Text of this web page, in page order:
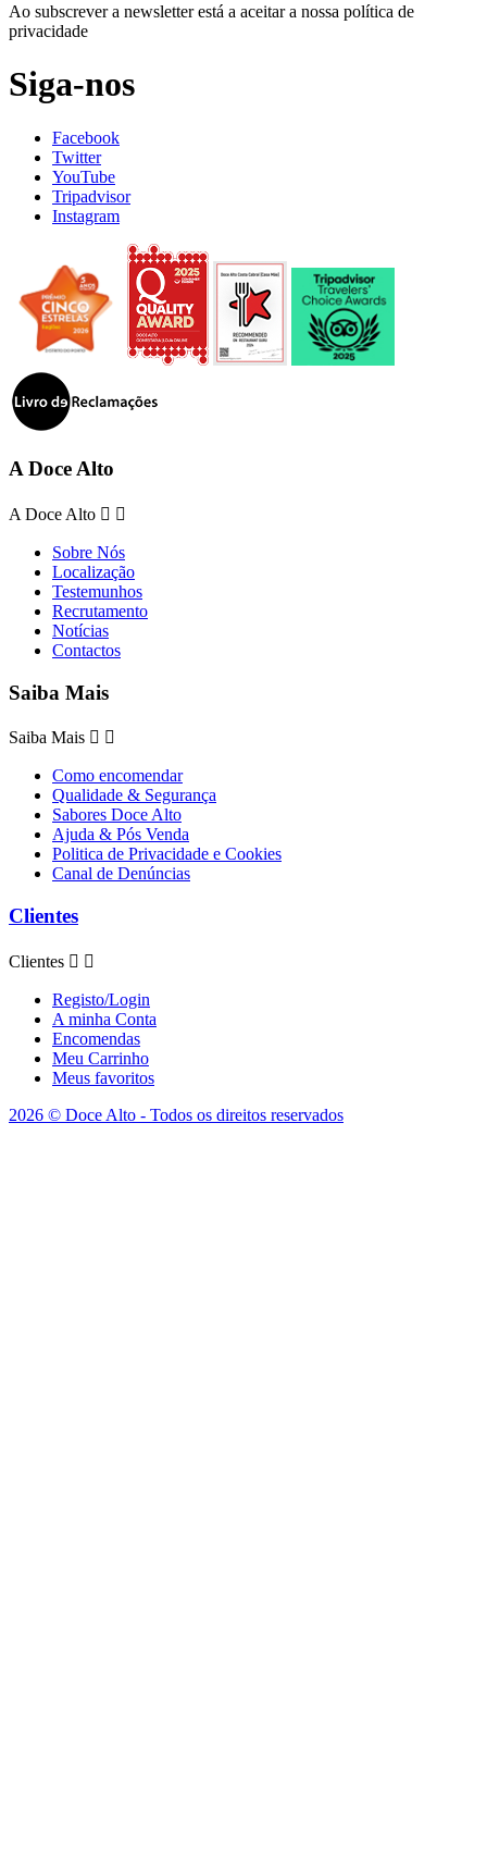
Ao subscrever a newsletter está a aceitar a nossa política de
privacidade
Siga-nos
Facebook
Twitter
YouTube
Tripadvisor
Instagram
A Doce Alto
A Doce Alto  
Sobre Nós
Localização
Testemunhos
Recrutamento
Notícias
Contactos
Saiba Mais
Saiba Mais  
Como encomendar
Qualidade & Segurança
Sabores Doce Alto
Ajuda & Pós Venda
Politica de Privacidade e Cookies
Canal de Denúncias
Clientes
Clientes  
Registo/Login
A minha Conta
Encomendas
Meu Carrinho
Meus favoritos
2026 © Doce Alto - Todos os direitos reservados